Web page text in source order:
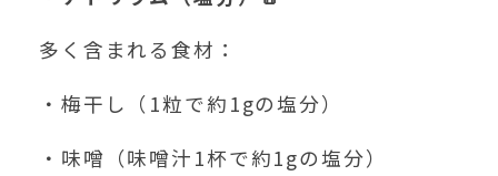
多く含まれる食材：
・梅干し（1粒で約1gの塩分）
・味噌（味噌汁1杯で約1gの塩分）